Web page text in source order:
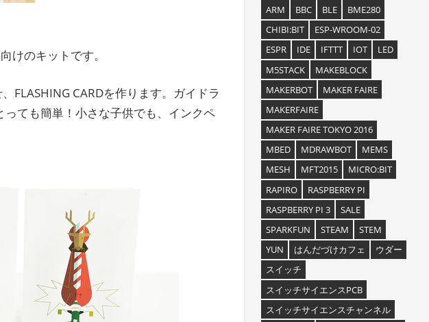
けのキットです。
FLASHING CARDを作ります。ガイドラ
ても簡単！小さな子供でも、インクペ
ARM
BBC BLE
BME280
CHIBI:BIT
ESP-WROOM-02
ESPR
IDE IFTTT IOT
LED
M5STACK
MAKEBLOCK
MAKERBOT
MAKER FAIRE
MAKERFAIRE
MAKER FAIRE TOKYO 2016
MBED
MDRAWBOT
MEMS
MESH
MFT2015
MICRO:BIT
RAPIRO
RASPBERRY PI
RASPBERRY PI 3
SALE
SPARKFUN
STEAM
STEM
YUN
はんだづけカフェ
ウダー
スイッチ
スイッチサイエンスPCB
スイッチサイエンスチャンネル